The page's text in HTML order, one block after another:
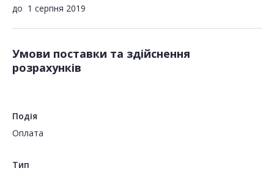
до 1 серпня 2019
Умови поставки та здійснення
розрахунків
Подія
Оплата
Тип